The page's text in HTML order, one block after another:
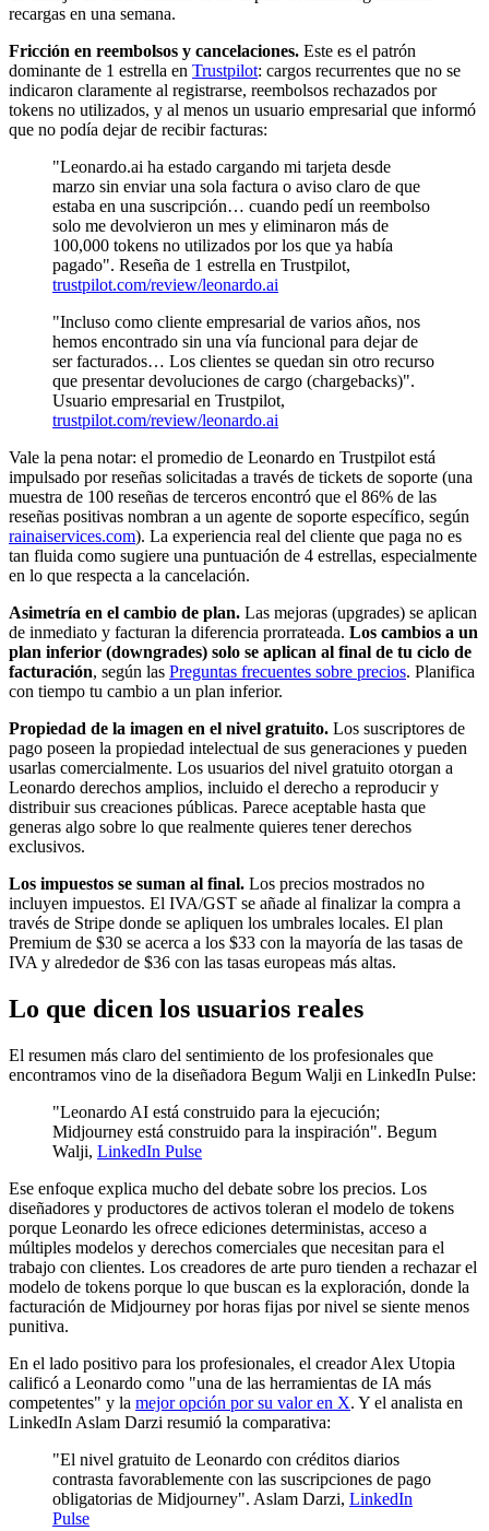
recargas en una semana.
Fricción en reembolsos y cancelaciones. Este es el patrón
dominante de 1 estrella en Trustpilot: cargos recurrentes que no se
indicaron claramente al registrarse, reembolsos rechazados por
tokens no utilizados, y al menos un usuario empresarial que informó
que no podía dejar de recibir facturas:
"Leonardo.ai ha estado cargando mi tarjeta desde
marzo sin enviar una sola factura o aviso claro de que
estaba en una suscripción… cuando pedí un reembolso
solo me devolvieron un mes y eliminaron más de
100,000 tokens no utilizados por los que ya había
pagado". Reseña de 1 estrella en Trustpilot,
trustpilot.com/review/leonardo.ai
"Incluso como cliente empresarial de varios años, nos
hemos encontrado sin una vía funcional para dejar de
ser facturados… Los clientes se quedan sin otro recurso
que presentar devoluciones de cargo (chargebacks)".
Usuario empresarial en Trustpilot,
trustpilot.com/review/leonardo.ai
Vale la pena notar: el promedio de Leonardo en Trustpilot está
impulsado por reseñas solicitadas a través de tickets de soporte (una
muestra de 100 reseñas de terceros encontró que el 86% de las
reseñas positivas nombran a un agente de soporte específico, según
rainaiservices.com). La experiencia real del cliente que paga no es
tan fluida como sugiere una puntuación de 4 estrellas, especialmente
en lo que respecta a la cancelación.
Asimetría en el cambio de plan. Las mejoras (upgrades) se aplican
de inmediato y facturan la diferencia prorrateada. Los cambios a un
plan inferior (downgrades) solo se aplican al final de tu ciclo de
facturación, según las Preguntas frecuentes sobre precios. Planifica
con tiempo tu cambio a un plan inferior.
Propiedad de la imagen en el nivel gratuito. Los suscriptores de
pago poseen la propiedad intelectual de sus generaciones y pueden
usarlas comercialmente. Los usuarios del nivel gratuito otorgan a
Leonardo derechos amplios, incluido el derecho a reproducir y
distribuir sus creaciones públicas. Parece aceptable hasta que
generas algo sobre lo que realmente quieres tener derechos
exclusivos.
Los impuestos se suman al final. Los precios mostrados no
incluyen impuestos. El IVA/GST se añade al finalizar la compra a
través de Stripe donde se apliquen los umbrales locales. El plan
Premium de $30 se acerca a los $33 con la mayoría de las tasas de
IVA y alrededor de $36 con las tasas europeas más altas.
Lo que dicen los usuarios reales
El resumen más claro del sentimiento de los profesionales que
encontramos vino de la diseñadora Begum Walji en LinkedIn Pulse:
"Leonardo AI está construido para la ejecución;
Midjourney está construido para la inspiración". Begum
Walji, LinkedIn Pulse
Ese enfoque explica mucho del debate sobre los precios. Los
diseñadores y productores de activos toleran el modelo de tokens
porque Leonardo les ofrece ediciones deterministas, acceso a
múltiples modelos y derechos comerciales que necesitan para el
trabajo con clientes. Los creadores de arte puro tienden a rechazar el
modelo de tokens porque lo que buscan es la exploración, donde la
facturación de Midjourney por horas fijas por nivel se siente menos
punitiva.
En el lado positivo para los profesionales, el creador Alex Utopia
calificó a Leonardo como "una de las herramientas de IA más
competentes" y la mejor opción por su valor en X. Y el analista en
LinkedIn Aslam Darzi resumió la comparativa:
"El nivel gratuito de Leonardo con créditos diarios
contrasta favorablemente con las suscripciones de pago
obligatorias de Midjourney". Aslam Darzi, LinkedIn
Pulse